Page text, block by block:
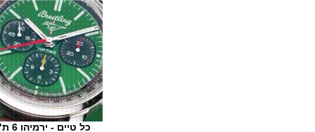
כל טיים - ירמיהו 6 ת"א